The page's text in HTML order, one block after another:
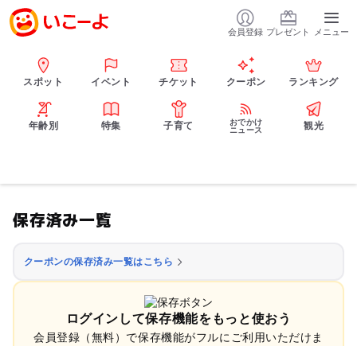
会員登録 プレゼント メニュー
スポット イベント チケット クーポン ランキング
年齢別 特集 子育て
おでかけ
ニュース
観光
保存済み一覧
クーポンの保存済み一覧はこちら
ログインして保存機能をもっと使おう
会員登録（無料）で保存機能がフルにご利用いただけま